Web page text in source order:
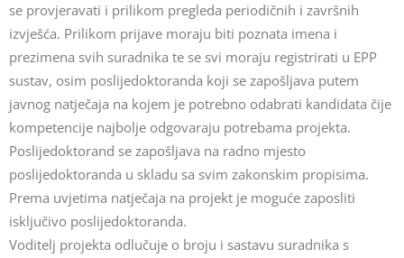
se provjeravati i prilikom pregleda periodičnih i završnih
izvješća. Prilikom prijave moraju biti poznata imena i
prezimena svih suradnika te se svi moraju registrirati u EPP
sustav, osim poslijedoktoranda koji se zapošljava putem
javnog natječaja na kojem je potrebno odabrati kandidata čije
kompetencije najbolje odgovaraju potrebama projekta.
Poslijedoktorand se zapošljava na radno mjesto
poslijedoktoranda u skladu sa svim zakonskim propisima.
Prema uvjetima natječaja na projekt je moguće zaposliti
isključivo poslijedoktoranda.
Voditelj projekta odlučuje o broju i sastavu suradnika s